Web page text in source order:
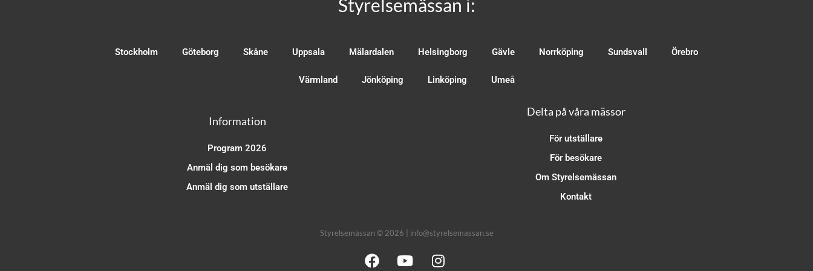
Styrelsemässan i:
Stockholm Göteborg Skåne Uppsala Mälardalen Helsingborg Gävle Norrköping Sundsvall Örebro
Värmland Jönköping Linköping Umeå
Information
Program 2026
Anmäl dig som besökare
Anmäl dig som utställare
Delta på våra mässor
För utställare
För besökare
Om Styrelsemässan
Kontakt
Styrelsemässan © 2026 | info@styrelsemassan.se